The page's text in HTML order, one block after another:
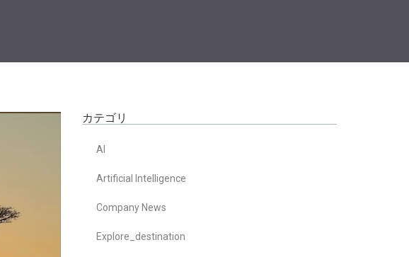
カテゴリ
AI
Artificial Intelligence
Company News
Explore_destination